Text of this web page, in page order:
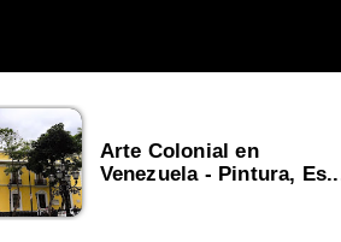
Arte Colonial en
Venezuela - Pintura,